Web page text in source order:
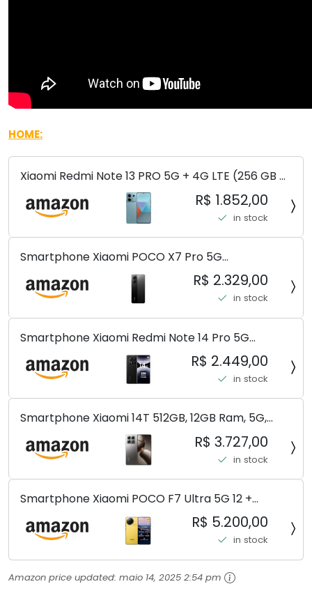
HOME:
Xiaomi Redmi Note 13 PRO 5G + 4G LTE (256 GB +
8 GB) 200 MP Triplo (Mobile Mint Tello e) +
(Pacote de carregador duplo de carro rápido)
(Ocean Teal (ROM))
R$ 1.852,00
in stock
Smartphone Xiaomi POCO X7 Pro 5G
8+256GB/12+256GB/12+512GB
R$ 2.329,00
in stock
Smartphone Xiaomi Redmi Note 14 Pro 5G
Midnight Black (Preto) 12GB RAM 512GB ROM NFC
[ 24090RA29G ]
R$ 2.449,00
in stock
Smartphone Xiaomi 14T 512GB, 12GB Ram, 5G,
Leica, Cinza - no Brasil
R$ 3.727,00
in stock
Smartphone Xiaomi POCO F7 Ultra 5G 12 +
256GB/16+512GB Processador Snapdragon 8 Elite
Top de Linha Chip VisionBoost D7 para Jogos
Pesados Tela Flow AMOLED 2K...
R$ 5.200,00
in stock
Amazon price updated: maio 14, 2025 2:54 pm